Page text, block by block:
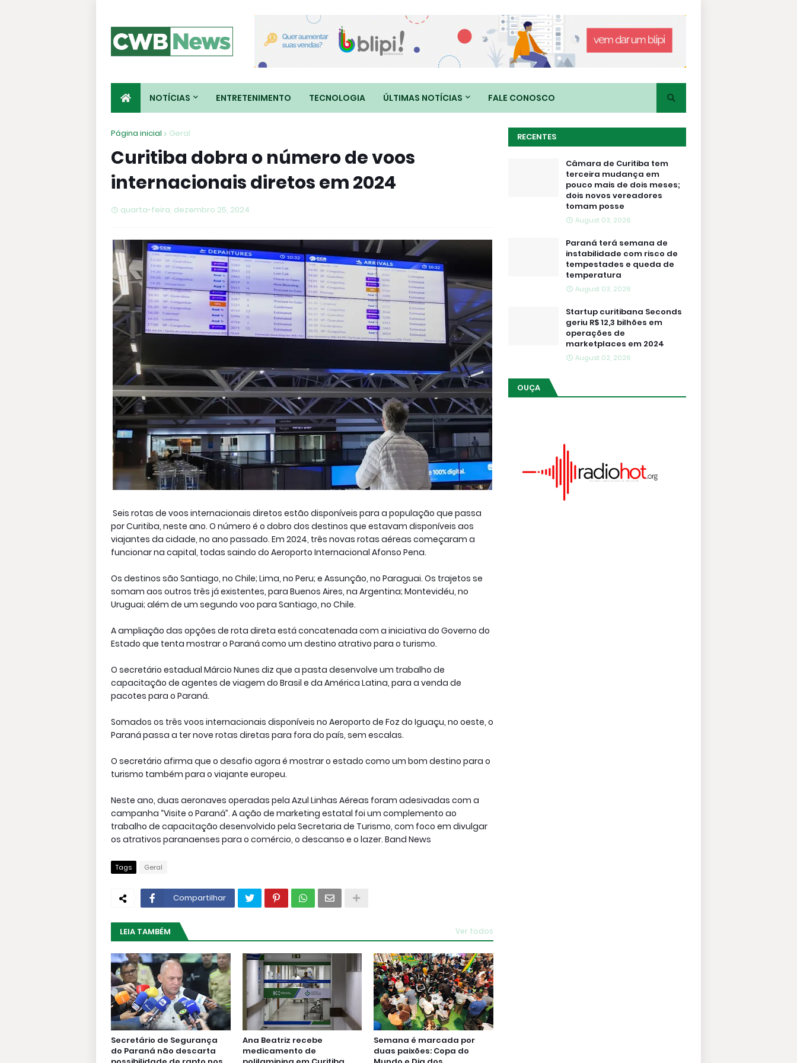
NOTÍCIAS ENTRETENIMENTO TECNOLOGIA ÚLTIMAS NOTÍCIAS FALE CONOSCO
Página inicial Geral
Curitiba dobra o número de voos
internacionais diretos em 2024
quarta-feira, dezembro 25, 2024
Seis rotas de voos internacionais diretos estão disponíveis para a população que passa
por Curitiba, neste ano. O número é o dobro dos destinos que estavam disponíveis aos
viajantes da cidade, no ano passado. Em 2024, três novas rotas aéreas começaram a
funcionar na capital, todas saindo do Aeroporto Internacional Afonso Pena.
Os destinos são Santiago, no Chile; Lima, no Peru; e Assunção, no Paraguai. Os trajetos se
somam aos outros três já existentes, para Buenos Aires, na Argentina; Montevidéu, no
Uruguai; além de um segundo voo para Santiago, no Chile.
A ampliação das opções de rota direta está concatenada com a iniciativa do Governo do
Estado que tenta mostrar o Paraná como um destino atrativo para o turismo.
O secretário estadual Márcio Nunes diz que a pasta desenvolve um trabalho de
capacitação de agentes de viagem do Brasil e da América Latina, para a venda de
pacotes para o Paraná.
Somados os três voos internacionais disponíveis no Aeroporto de Foz do Iguaçu, no oeste, o
Paraná passa a ter nove rotas diretas para fora do país, sem escalas.
O secretário afirma que o desafio agora é mostrar o estado como um bom destino para o
turismo também para o viajante europeu.
Neste ano, duas aeronaves operadas pela Azul Linhas Aéreas foram adesivadas com a
campanha “Visite o Paraná”. A ação de marketing estatal foi um complemento ao
trabalho de capacitação desenvolvido pela Secretaria de Turismo, com foco em divulgar
os atrativos paranaenses para o comércio, o descanso e o lazer. Band News
Tags Geral
Compartilhar
LEIA TAMBÉM Ver todos
Secretário de Segurança
do Paraná não descarta
Ana Beatriz recebe
medicamento de
Semana é marcada por
duas paixões: Copa do
RECENTES
Câmara de Curitiba tem
terceira mudança em
pouco mais de dois meses;
dois novos vereadores
tomam posse
August 03, 2026
Paraná terá semana de
instabilidade com risco de
tempestades e queda de
temperatura
August 03, 2026
Startup curitibana Seconds
geriu R$ 12,3 bilhões em
operações de
marketplaces em 2024
August 02, 2026
OUÇA